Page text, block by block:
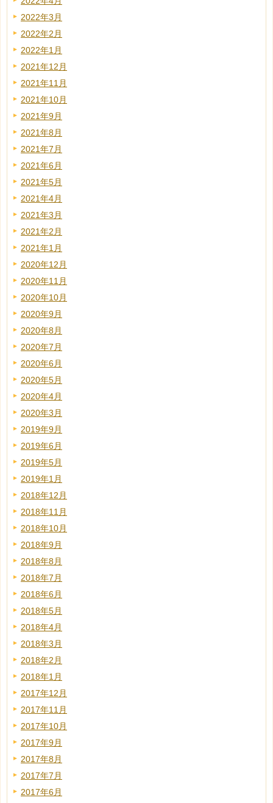
2022年3月
2022年2月
2022年1月
2021年12月
2021年11月
2021年10月
2021年9月
2021年8月
2021年7月
2021年6月
2021年5月
2021年4月
2021年3月
2021年2月
2021年1月
2020年12月
2020年11月
2020年10月
2020年9月
2020年8月
2020年7月
2020年6月
2020年5月
2020年4月
2020年3月
2019年9月
2019年6月
2019年5月
2019年1月
2018年12月
2018年11月
2018年10月
2018年9月
2018年8月
2018年7月
2018年6月
2018年5月
2018年4月
2018年3月
2018年2月
2018年1月
2017年12月
2017年11月
2017年10月
2017年9月
2017年8月
2017年7月
2017年6月